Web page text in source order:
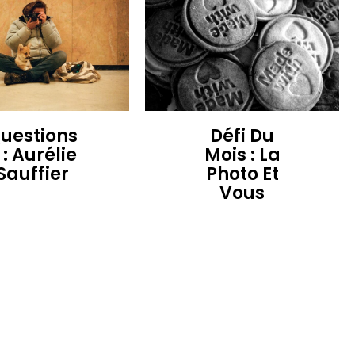
: Aurélie
Défi Du
Mois : La
Photo Et
Vous